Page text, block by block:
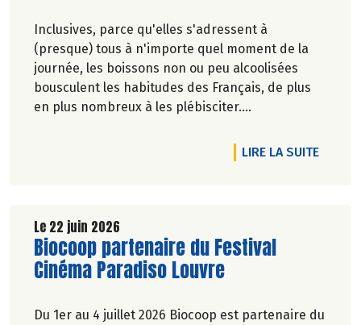
Inclusives, parce qu'elles s'adressent à
(presque) tous à n'importe quel moment de la
journée, les boissons non ou peu alcoolisées
bousculent les habitudes des Français, de plus
en plus nombreux à les plébisciter.
LIRE LA SUITEDE
Le 22 juin 2026
Lire la suite de l'article
Biocoop partenaire du Festival
Cinéma Paradiso Louvre
Du 1er au 4 juillet 2026 Biocoop est partenaire du